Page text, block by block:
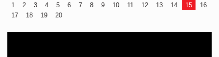
1 2 3 4 5 6 7 8 9 10 11 12 13 14 15
16
17
18 19 20